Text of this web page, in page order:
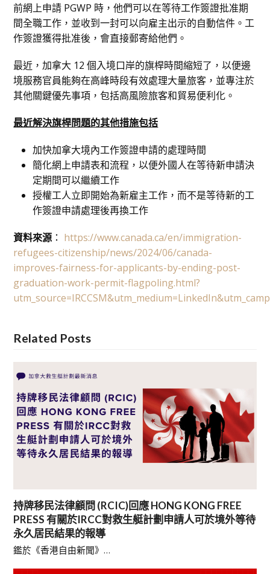
前網上申請 PGWP 時，他們可以在等待工作簽證批准期
間全職工作，並收到一封可以向雇主出示的自動信件。工
作簽證獲得批准後，會直接郵寄給他們。
最近，加拿大 12 個入境口岸的旗桿時間縮短了，以便邊
境服務官員能夠在高峰時段有效處理大量旅客，並專注於
其他關鍵優先事項，包括高風險旅客和貿易便利化。
最近解決旗桿問題的其他措施包括
加快加拿大境內工作簽證申請的處理時間
簡化網上申請表和流程，以便外國人在等待新申請決
定期間可以繼續工作
授權工人立即開始為新雇主工作，而不是等待新的工
作簽證申請處理後再換工作
資料來源 ： https://www.canada.ca/en/immigration-
refugees-citizenship/news/2024/06/canada-
improves-fairness-for-applicants-by-ending-post-
graduation-work-permit-flagpoling.html?
Related Posts
持牌移民法律顧問 (RCIC)回應 HONG KONG FREE
PRESS 有關於IRCC對救生艇計劃申請人可於境外等待
永久居民結果的報導
鑑於《香港自由新聞》…